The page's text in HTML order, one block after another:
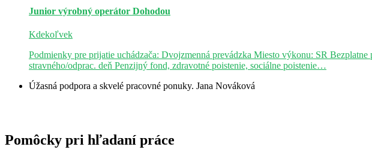
Junior výrobný operátor Dohodou
Kdekoľvek
Podmienky pre prijatie uchádzača: Dvojzmenná prevádzka Miesto výkonu: SR
stravného/odprac. deň Penzijný fond, zdravotné poistenie, sociálne poistenie…
Úžasná podpora a skvelé pracovné ponuky. Jana Nováková
Pomôcky pri hľadaní práce